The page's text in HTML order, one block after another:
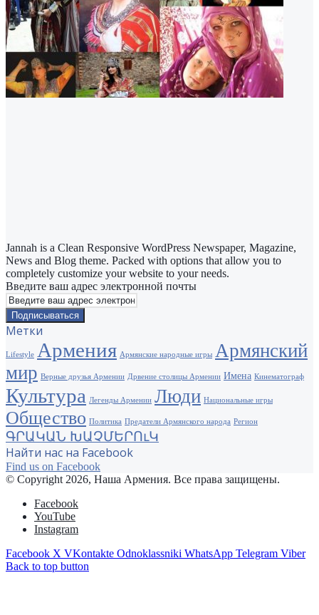
Jannah is a Clean Responsive WordPress Newspaper, Magazine,
News and Blog theme. Packed with options that allow you to
completely customize your website to your needs.
Введите ваш адрес электронной почты
Метки
Lifestyle Армения Армянские народные игры Армянский
мир Верные друзья Армении Дрвение столицы Армении Имена Кинематограф
Культура Легенды Армении Люди Национальные игры
Общество Политика Предатели Армянского народа Регион
ԳՐԱԿԱՆ ԽԱՉՄԵՐՈւԿ
Найти нас на Facebook
Find us on Facebook
© Copyright 2026, Наша Армения. Все права защищены.
Facebook
YouTube
Instagram
Facebook X VKontakte Odnoklassniki WhatsApp Telegram Viber
Back to top button